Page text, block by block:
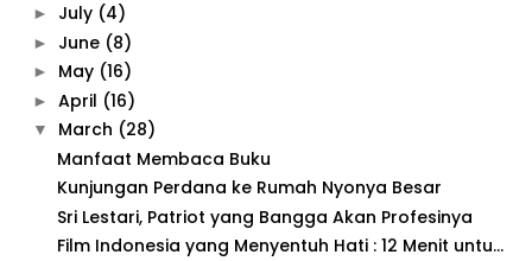
► July (4)
► June (8)
► May (16)
► April (16)
▼ March (28)
Manfaat Membaca Buku
Kunjungan Perdana ke Rumah Nyonya Besar
Sri Lestari, Patriot yang Bangga Akan Profesinya
Film Indonesia yang Menyentuh Hati : 12 Menit untu...